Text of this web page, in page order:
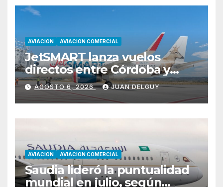
AVIACION AVIACION COMERCIAL
JetSMART lanza vuelos
directos entre Córdoba y
Florianópolis
AGOSTO 6, 2026 JUAN DELGUY
AVIACION AVIACION COMERCIAL
Saudia lideró la puntualidad
mundial en julio, según